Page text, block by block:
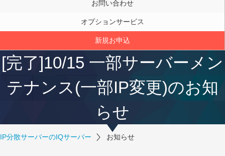
お問い合わせ
オプションサービス
新規お申込
[完了]10/15 一部サーバーメン
テナンス(一部IP変更)のお知
らせ
IP分散サーバーのIQサーバー お知らせ